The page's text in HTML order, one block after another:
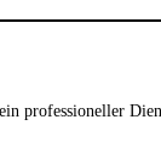
professioneller